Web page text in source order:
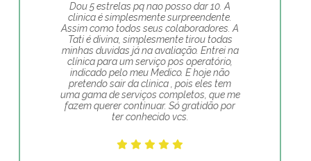
Dou 5 estrelas pq nao posso dar 10. A
clinica é simplesmente surpreendente.
Assim como todos seus colaboradores. A
Tati é divina, simplesmente tirou todas
minhas duvidas já na avaliação. Entrei na
clínica para um serviço pos operatório,
indicado pelo meu Medico. E hoje não
pretendo sair da clinica , pois eles tem
uma gama de serviços completos, que me
fazem querer continuar. Só gratidão por
ter conhecido vcs.